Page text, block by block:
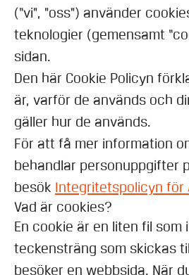
(“vi", "oss") använder
teknologier (gemensamt
sidan.
Den här Cookie Policyn
är, varför de används och
gäller hur de används.
För att få mer information
behandlar personuppgifter
besök Integritetspolicyn för
Vad är cookies?
En cookie är en liten fil som
teckensträng som skickas
besöker en webbsida. När